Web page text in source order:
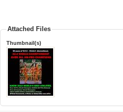
Attached Files
Thumbnail(s)